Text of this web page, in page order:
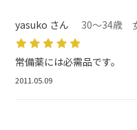
yasuko さん 30～34歳
常備薬には必需品です。
2011.05.09